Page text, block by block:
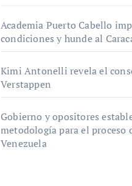
Academia Puerto Cabello
condiciones y hunde al
Kimi Antonelli revela el
Verstappen
Gobierno y opositores
metodología para el proceso
Venezuela